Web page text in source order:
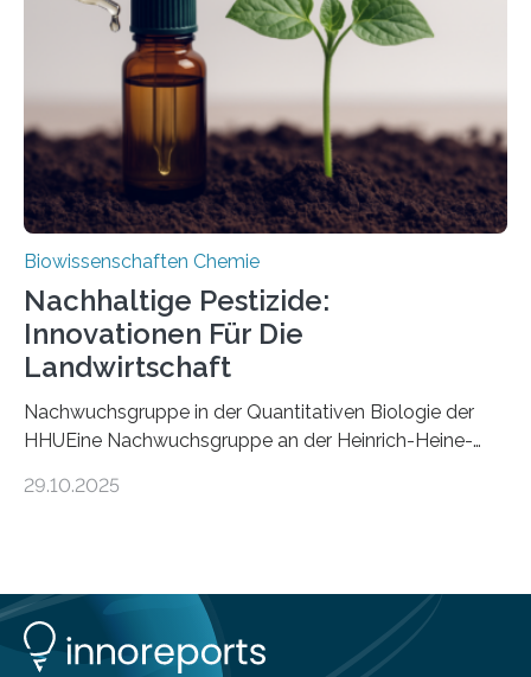
nun den Namen Cretosabethes primaevus. Dieser erste
fossile Nachweis einer Stechmückenlarve in Bernstein
stellt gleichzeitig den ersten Fossilfund einer
Mückenlarve aus dem Mesozoikum dar, denn…
Biowissenschaften Chemie
Nachhaltige Pestizide:
Innovationen Für Die
Landwirtschaft
Nachwuchsgruppe in der Quantitativen Biologie der
HHUEine Nachwuchsgruppe an der Heinrich-Heine-
fünf Jahren erforschen, wie Bakterien auf
Insektenblume. Das Bundesministerium für Forschung,
Technologie und Raumfahrt (BMFTR) fördert das
Projekt im Rahmen der Nationalen
29.10.2025